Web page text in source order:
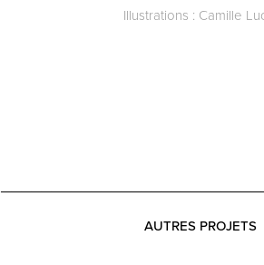
Illustrations : Camille
AUTRES PROJETS